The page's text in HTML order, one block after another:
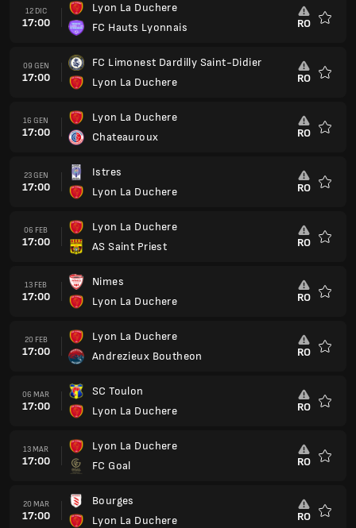
12 DIC
17:00
Lyon La Duchere
FC Hauts Lyonnais
RO
09 GEN
17:00
FC Limonest Dardilly Saint-Didier
Lyon La Duchere
RO
16 GEN
17:00
Lyon La Duchere
Chateauroux
RO
23 GEN
17:00
Istres
Lyon La Duchere
RO
06 FEB
17:00
Lyon La Duchere
AS Saint Priest
RO
13 FEB
17:00
Nimes
Lyon La Duchere
RO
20 FEB
17:00
Lyon La Duchere
Andrezieux Boutheon
RO
06 MAR
17:00
SC Toulon
Lyon La Duchere
RO
13 MAR
17:00
Lyon La Duchere
FC Goal
RO
20 MAR
17:00
Bourges
Lyon La Duchere
RO